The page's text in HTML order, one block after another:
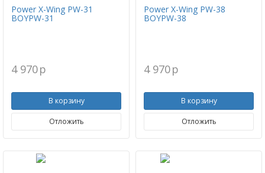
Power X-Wing PW-31
BOYPW-31
4 970p
В корзину
Отложить
Power X-Wing PW-38
BOYPW-38
4 970p
В корзину
Отложить